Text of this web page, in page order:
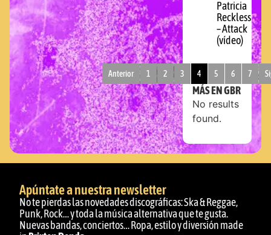
Patricia
Reckless
– Attack
(vídeo)
Anterior 1 2 3 4 5 6 7
MÁS EN GBR
No results
found.
Apúntate a nuestra newsletter
No te pierdas las novedades discográficas: Ska & Reggae,
Punk, Rock… y toda la música alternativa que te gusta.
Nuevas bandas, conciertos… Ropa, estilo y diversión made